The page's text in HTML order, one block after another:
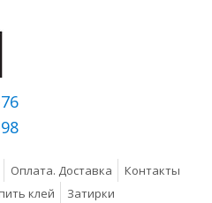
Оплата. Доставка
Контакты
клей Затирки